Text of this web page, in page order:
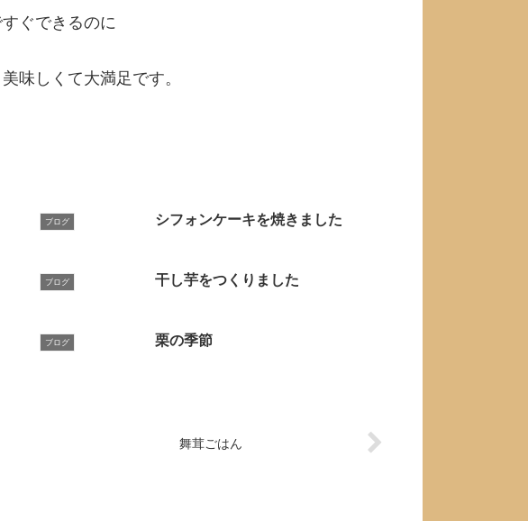
ぐできるのに
味しくて大満足です。
ブログ シフォンケーキを焼きました
ブログ 干し芋をつくりました
ブログ 栗の季節
舞茸ごはん